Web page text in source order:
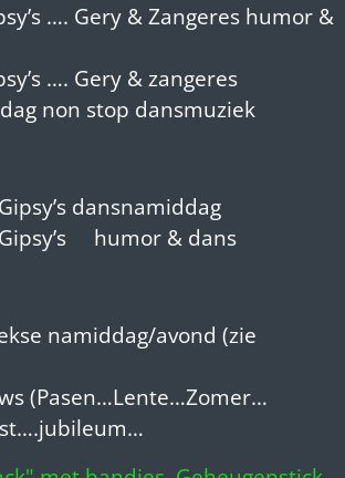
…. Gery & Zangeres humor &
…. Gery & zangeres
non stop dansmuziek
dansnamiddag
humor & dans
namiddag/avond (zie
(Pasen…Lente…Zomer…